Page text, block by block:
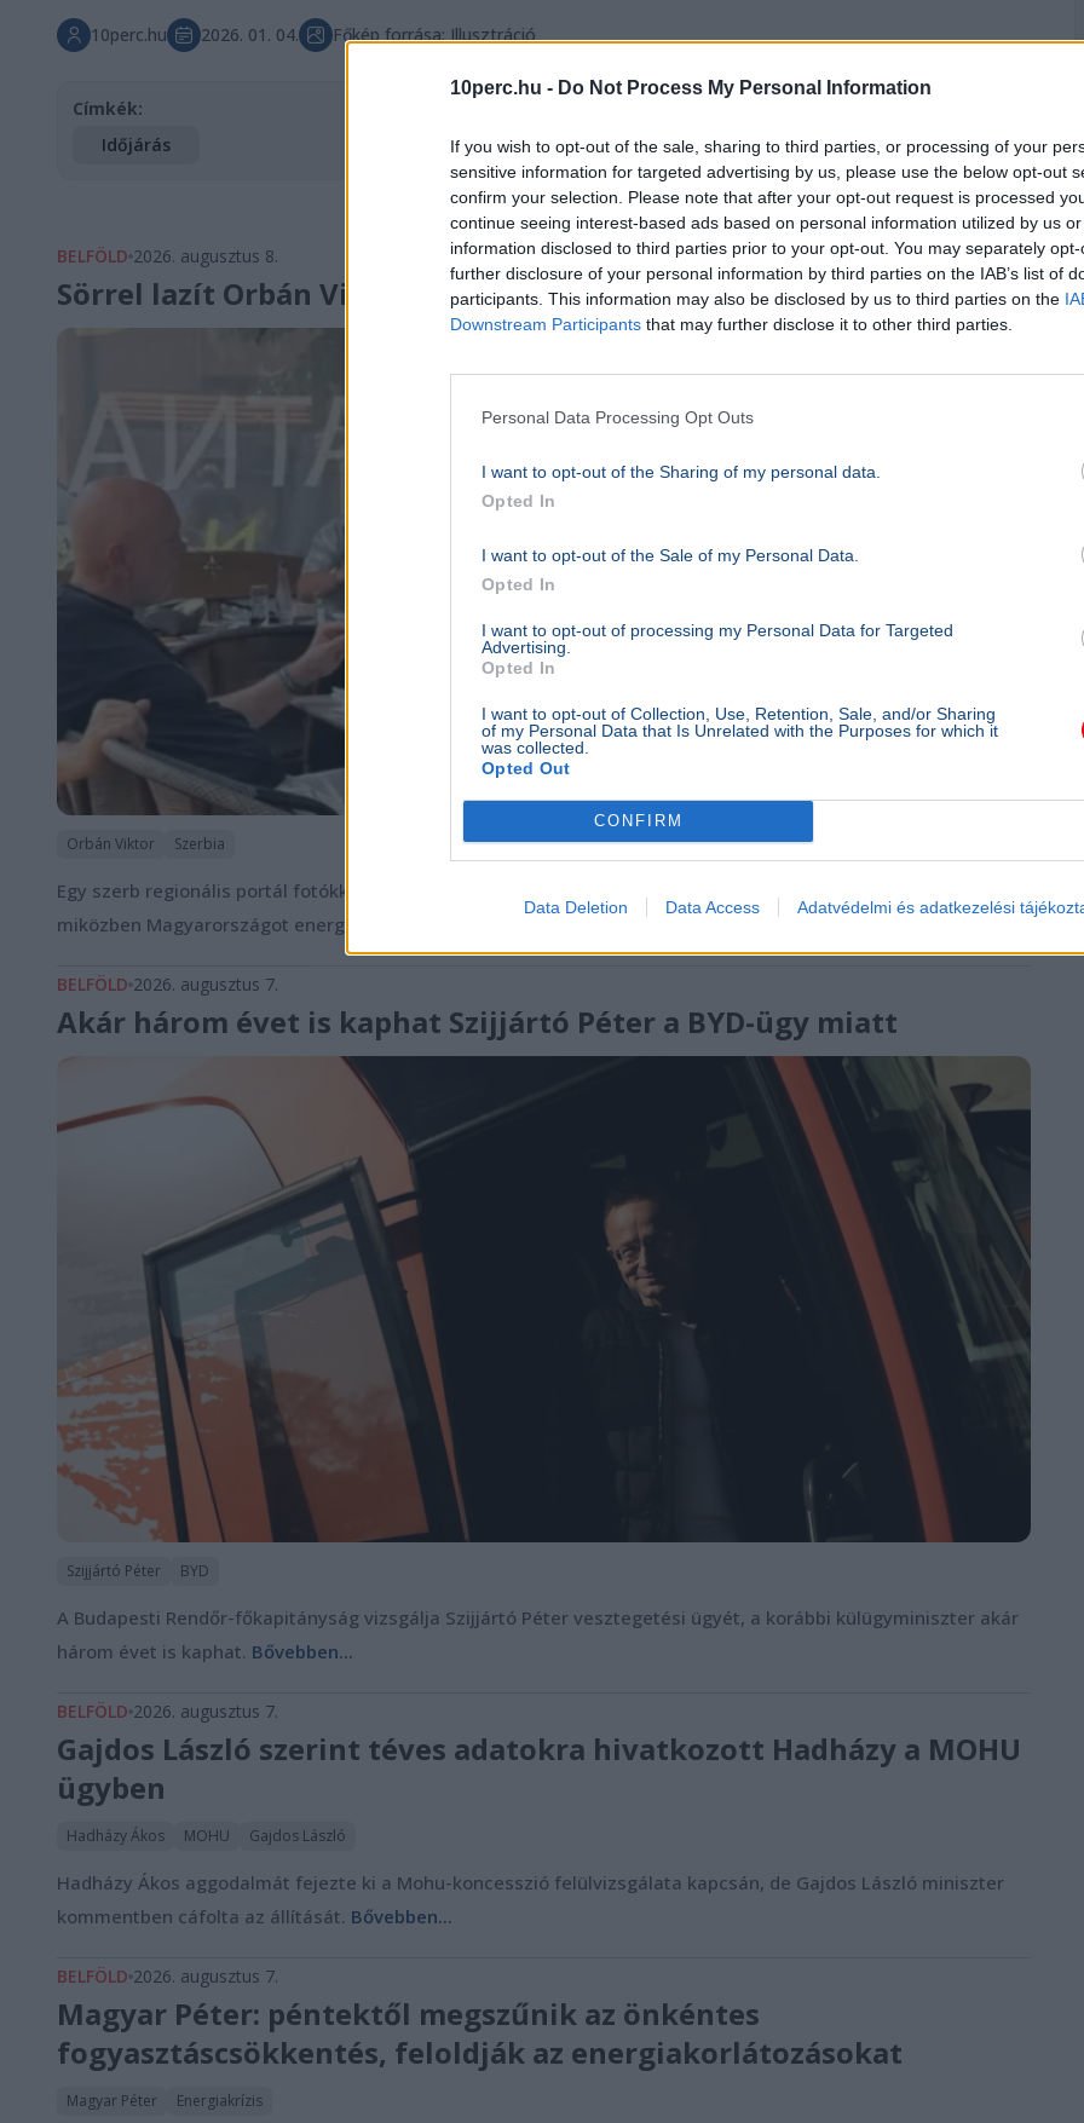
10perc.hu - Do Not Process My Personal Information
If you wish to opt-out of the sale, sharing to third parties, or processing of your
sensitive information for targeted advertising by us, please use the below opt-out
confirm your selection. Please note that after your opt-out request is processed
continue seeing interest-based ads based on personal information utilized by us
information disclosed to third parties prior to your opt-out. You may separately
further disclosure of your personal information by third parties on the IAB’s list of
participants. This information may also be disclosed by us to third parties on the
Downstream Participants that may further disclose it to other third parties.
Personal Data Processing Opt Outs
I want to opt-out of the Sharing of my personal data.
Opted In
I want to opt-out of the Sale of my Personal Data.
Opted In
I want to opt-out of processing my Personal Data for Targeted
Advertising.
Opted In
I want to opt-out of Collection, Use, Retention, Sale, and/or Sharing
of my Personal Data that Is Unrelated with the Purposes for which it
was collected.
Opted Out
CONFIRM
Data Deletion Data Access Adatvédelmi és adatkezelési
10perc.hu 2026. 01. 04. Főkép forrása: Illusztráció
Címkék:
Időjárás
BELFÖLD 2026. augusztus 8.
Sörrel lazít Orbán Viktor Szerbiában az energiaválság alatt
Orbán Viktor Szerbia
Egy szerb regionális portál fotókkal dokumentálta, hogy Orbán Viktor a gučai trombitafesztiválon sörözött,
miközben Magyarországot energiaválság sújtotta.
BELFÖLD 2026. augusztus 7.
Akár három évet is kaphat Szijjártó Péter a BYD-ügy miatt
Szijjártó Péter BYD
A Budapesti Rendőr-főkapitányság vizsgálja Szijjártó Péter vesztegetési ügyét, a korábbi külügyminiszter akár
három évet is kaphat. Bővebben...
BELFÖLD 2026. augusztus 7.
Gajdos László szerint téves adatokra hivatkozott Hadházy a MOHU
ügyben
Hadházy Ákos MOHU Gajdos László
Hadházy Ákos aggodalmát fejezte ki a Mohu-koncesszió felülvizsgálata kapcsán, de Gajdos László miniszter
kommentben cáfolta az állítását. Bővebben...
BELFÖLD 2026. augusztus 7.
Magyar Péter: péntektől megszűnik az önkéntes
fogyasztáscsökkentés, feloldják az energiakorlátozásokat
Magyar Péter Energiakrízis